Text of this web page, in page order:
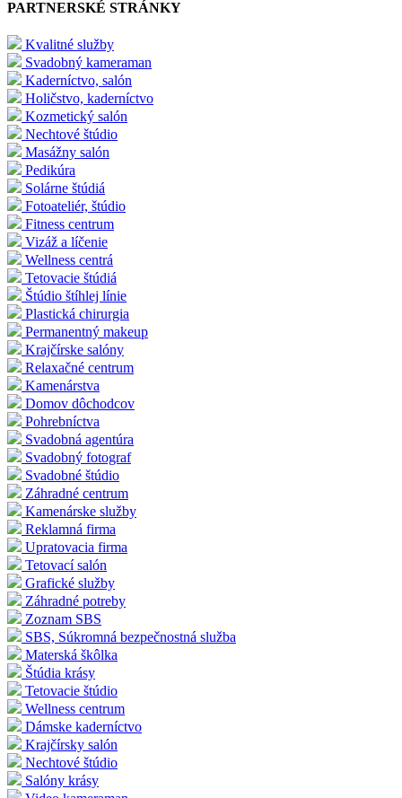
PARTNERSKÉ STRÁNKY
Kvalitné služby
Svadobný kameraman
Kaderníctvo, salón
Holičstvo, kaderníctvo
Kozmetický salón
Nechtové štúdio
Masážny salón
Pedikúra
Solárne štúdiá
Fotoateliér, štúdio
Fitness centrum
Vizáž a líčenie
Wellness centrá
Tetovacie štúdiá
Štúdio štíhlej línie
Plastická chirurgia
Permanentný makeup
Krajčírske salóny
Relaxačné centrum
Kamenárstva
Domov dôchodcov
Pohrebníctva
Svadobná agentúra
Svadobný fotograf
Svadobné štúdio
Záhradné centrum
Kamenárske služby
Reklamná firma
Upratovacia firma
Tetovací salón
Grafické služby
Záhradné potreby
Zoznam SBS
SBS, Súkromná bezpečnostná služba
Materská škôlka
Štúdia krásy
Tetovacie štúdio
Wellness centrum
Dámske kaderníctvo
Krajčírsky salón
Nechtové štúdio
Salóny krásy